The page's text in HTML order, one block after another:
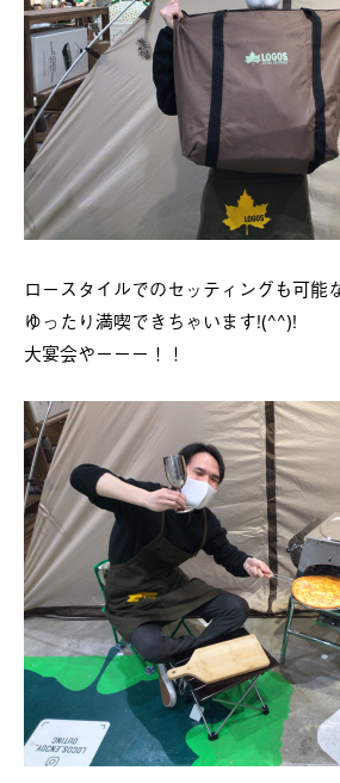
ロースタイルでのセッティングも可能
ゆったり満喫できちゃいます!(^^)!
大宴会やーーー！！